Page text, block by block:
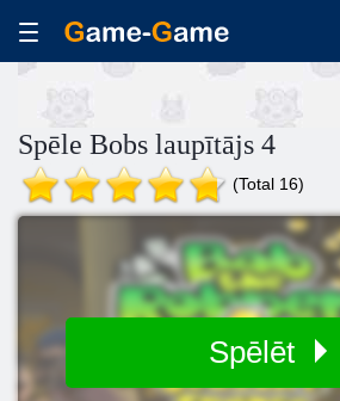
Spēle Bobs laupītājs 4
(Total 16)
Spēlēt